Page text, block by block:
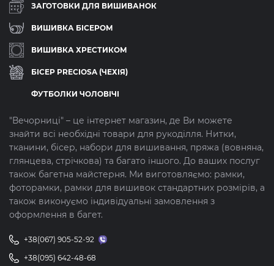
ЗАГОТОВКИ ДЛЯ ВИШИВАНОК
ВИШИВКА БІСЕРОМ
ВИШИВКА ХРЕСТИКОМ
БІСЕР PRECIOSA (ЧЕХІЯ)
ФУТБОЛКИ ЧОЛОВІЧІ
"Вечорниці" – це інтернет магазин, де Ви можете
знайти всі необхідні товари для рукоділля. Нитки,
тканини, бісер, набори для вишивання, пряжа (вовняна,
глянцева, стрічкова) та багато іншого. До ваших послуг
також багетна майстерня. Ми виготовляємо: рамки,
фоторамки, рамки для вишивок стандартних розмірів, а
також виконуємо індивідуальні замовлення з
оформлення в багет.
+38(067) 905-52-92
+38(095) 642-48-68